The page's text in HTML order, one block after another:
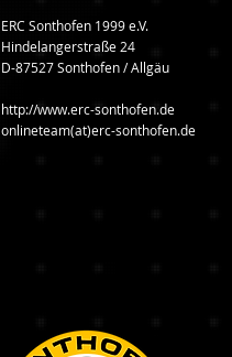
ERC Sonthofen 1999 e.V.
Hindelangerstraße 24
D-87527 Sonthofen / Allgäu
http://www.erc-sonthofen.de
onlineteam(at)erc-sonthofen.de